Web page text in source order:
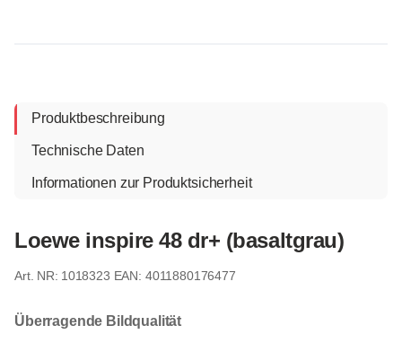
Produktbeschreibung
Technische Daten
Informationen zur Produktsicherheit
Loewe inspire 48 dr+ (basaltgrau)
1018323 EAN: 4011880176477
Überragende Bildqualität